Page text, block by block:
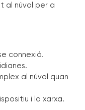
al núvol per a
connexió.
al núvol quan
i la xarxa.